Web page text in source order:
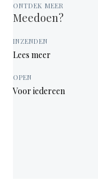
ONTDEK MEER
Meedoen?
INZENDEN
Lees meer
OPEN
Voor iedereen